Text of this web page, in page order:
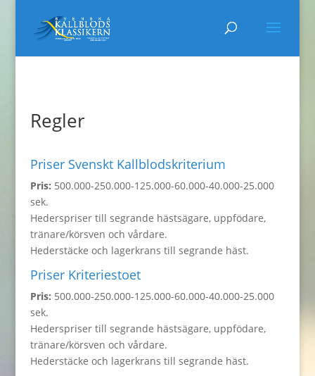
Regler
Priser Svenskt Kallblodskriterium
Pris: 500.000-250.000-125.000-60.000-40.000-25.000
sek.
Hederspriser till segrande hästsägare, uppfödare,
tränare/körsven och vårdare.
Hederstäcke och lagerkrans till segrande häst.
Priser Kriteriestoet
Pris: 500.000-250.000-125.000-60.000-40.000-25.000
sek.
Hederspriser till segrande hästsägare, uppfödare,
tränare/körsven och vårdare.
Hederstäcke och lagerkrans till segrande häst.